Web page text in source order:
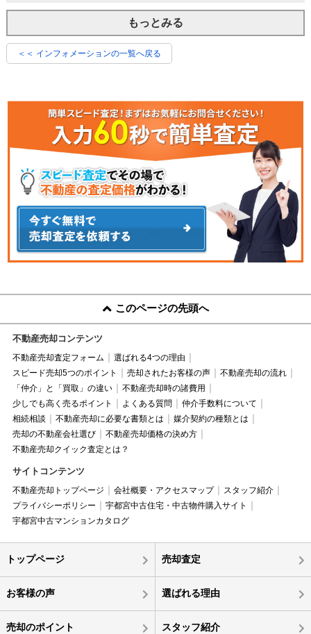
もっとみる
＜＜ インフォメーションの一覧へ戻る
このページの先頭へ
不動産売却コンテンツ
不動産売却査定フォーム
選ばれる4つの理由
スピード売却5つのポイント
売却されたお客様の声
不動産売却の流れ
「仲介」と「買取」の違い
不動産売却時の諸費用
少しでも高く売るポイント
よくある質問
仲介手数料について
相続相談
不動産売却に必要な書類とは
媒介契約の種類とは
売却の不動産会社選び
不動産売却価格の決め方
不動産売却クイック査定とは？
サイトコンテンツ
不動産売却トップページ 会社概要・アクセスマップ
スタッフ紹介
プライバシーポリシー
宇都宮中古住宅・中古物件購入サイト
宇都宮中古マンションカタログ
トップページ 売却査定
お客様の声 選ばれる理由
売却のポイント スタッフ紹介